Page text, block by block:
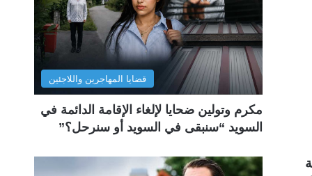
قضايا المهاجرين واللاجئين
مكرم وتولين ضحايا لإلغاء الإقامة الدائمة في
السويد “سنبقى في السويد أو سنرحل؟”